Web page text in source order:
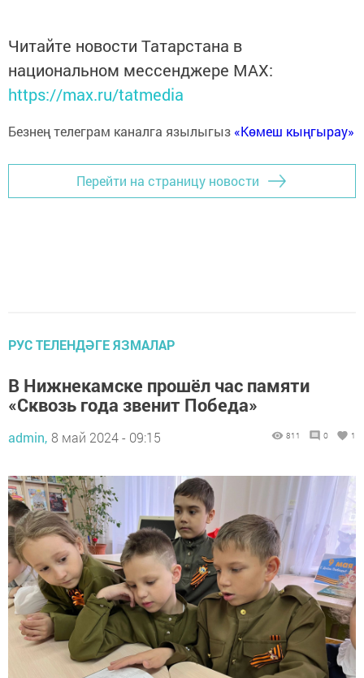
Читайте новости Татарстана в
национальном мессенджере MАХ:
https://max.ru/tatmedia
Безнең телеграм каналга язылыгыз «Көмеш кыңгырау»
Перейти на страницу новости
РУС ТЕЛЕНДӘГЕ ЯЗМАЛАР
В Нижнекамске прошёл час памяти
«Сквозь года звенит Победа»
admin, 8 май 2024 - 09:15 811 0 1